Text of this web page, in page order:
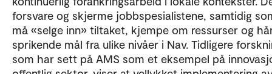
forsvare og skjerme jobbspesialistene, samtidig
må «selge inn» tiltaket, kjempe om ressurser og
sprikende mål fra ulike nivåer i Nav. Tidligere
som har sett på AMS som et eksempel på